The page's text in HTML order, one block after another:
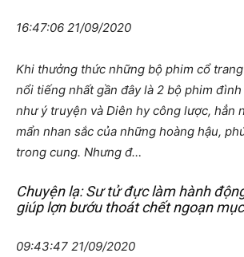
16:47:06 21/09/2020
Khi thưởng thức những bộ phim cổ
nổi tiếng nhất gần đây là 2 bộ phim
như ý truyện và Diên hy công lược, hẳn
mẩn nhan sắc của những hoàng hậu,
trong cung. Nhưng đ…
Chuyện lạ: Sư tử đực làm hành
giúp lợn bướu thoát chết ngoạn mục
09:43:47 21/09/2020